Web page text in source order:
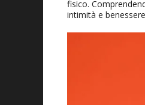
fisico.
intimità e